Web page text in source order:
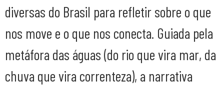
diversas do Brasil para refletir sobre o que
nos move e o que nos conecta. Guiada pela
metáfora das águas (do rio que vira mar, da
chuva que vira correnteza), a narrativa